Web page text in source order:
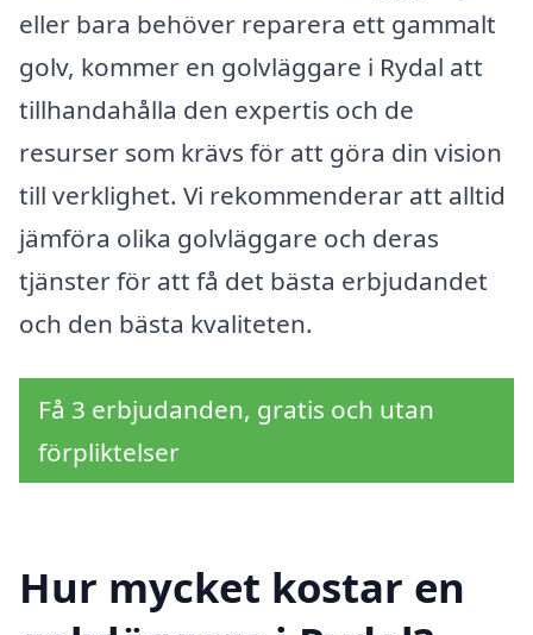
eller bara behöver reparera ett gammalt
golv, kommer en golvläggare i Rydal att
tillhandahålla den expertis och de
resurser som krävs för att göra din vision
till verklighet. Vi rekommenderar att alltid
jämföra olika golvläggare och deras
tjänster för att få det bästa erbjudandet
och den bästa kvaliteten.
Få 3 erbjudanden, gratis och utan
förpliktelser
Hur mycket kostar en